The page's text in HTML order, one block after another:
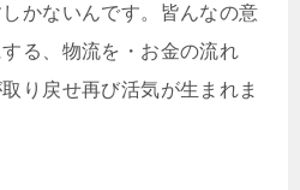
かないんです。皆んなの意
る、物流を・お金の流れ
り戻せ再び活気が生まれま